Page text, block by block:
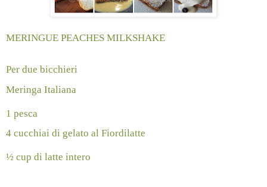
MERINGUE PEACHES MILKSHAKE
Per due bicchieri
Meringa Italiana
1 pesca
4 cucchiai di gelato al Fiordilatte
½ cup di latte intero